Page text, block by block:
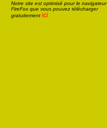
Notre site est optimisé pour le navigateur
FireFox que vous pouvez télécharger
gratuitement ici